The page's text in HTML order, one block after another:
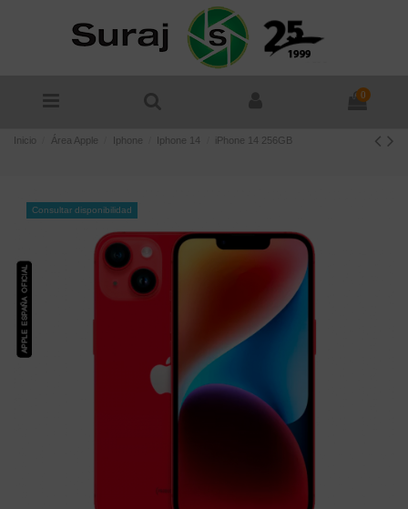
0
Inicio Área Apple Iphone Iphone 14 iPhone 14 256GB
Consultar disponibilidad